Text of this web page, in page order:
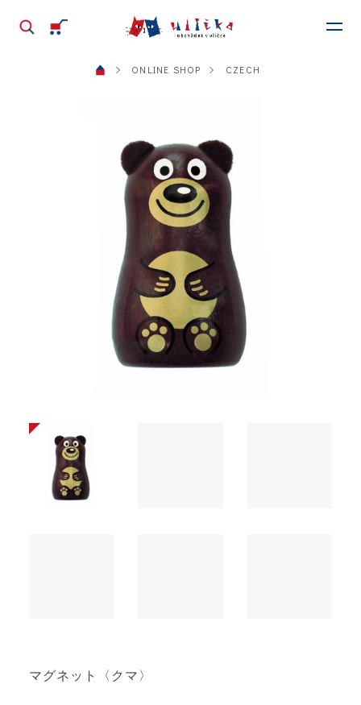
ONLINE SHOP CZECH
マグネット〈クマ〉